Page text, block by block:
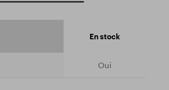
En stock
Oui